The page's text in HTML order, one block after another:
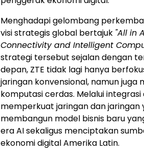
Menghadapi gelombang
visi strategis global bertajuk "All in
Connectivity and Intelligent
strategi tersebut sejalan dengan
depan, ZTE tidak lagi hanya
jaringan konvensional, namun juga
komputasi cerdas. Melalui
memperkuat jaringan dan jaringan
membangun model bisnis baru
era AI sekaligus menciptakan
ekonomi digital Amerika Latin.